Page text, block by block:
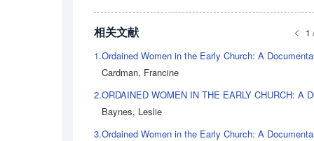
相关文献 1
1.
Cardman, Francine
2.
Baynes, Leslie
3.